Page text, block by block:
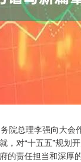
院总理李强向大
对“十五五”规划
责任担当和深厚